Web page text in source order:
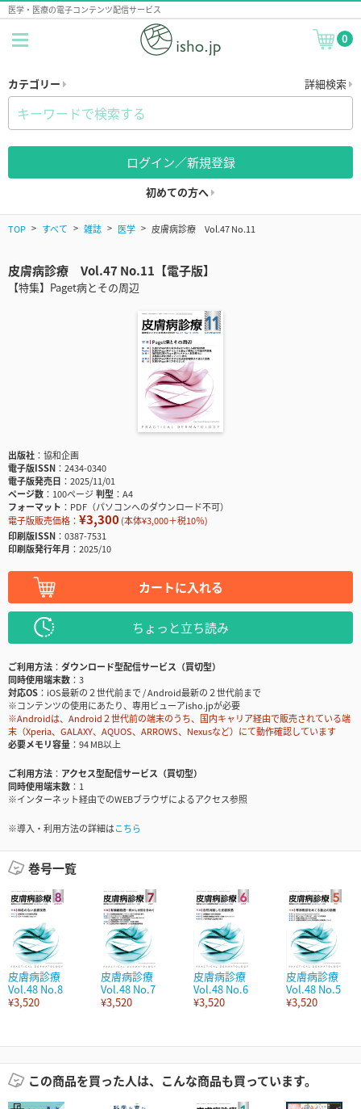
医学・医療の電子コンテンツ配信サービス
0
カテゴリー 詳細検索
ログイン／新規登録
初めての方へ
TOP すべて 雑誌 医学 皮膚病診療 Vol.47 No.11
皮膚病診療 Vol.47 No.11【電子版】
【特集】Paget病とその周辺
出版社
協和企画
電子版ISSN
2434-0340
電子版発売日
2025/11/01
ページ数
100ページ判型
A4
フォーマット
PDF（パソコンへのダウンロード不可）
電子版販売価格： ¥3,300(本体¥3,000＋税10％)
印刷版ISSN
0387-7531
印刷版発行年月
2025/10
カートに入れる
ちょっと立ち読み
ご利用方法
ダウンロード型配信サービス（買切型）
同時使用端末数
3
対応OS
iOS最新の２世代前まで / Android最新の２世代前まで
※コンテンツの使用にあたり、専用ビューアisho.jpが必要
※Androidは、Android２世代前の端末のうち、国内キャリア経由で販売されている端
末（Xperia、GALAXY、AQUOS、ARROWS、Nexusなど）にて動作確認しています
必要メモリ容量
94 MB以上
ご利用方法
アクセス型配信サービス（買切型）
同時使用端末数
1
※インターネット経由でのWEBブラウザによるアクセス参照
※導入・利用方法の詳細はこちら
巻号一覧
皮膚病診療
Vol.48 No.8
¥3,520
皮膚病診療
Vol.48 No.7
¥3,520
皮膚病診療
Vol.48 No.6
¥3,520
皮膚病診療
Vol.48 No.5
¥3,520
この商品を買った人は、こんな商品も買っています。